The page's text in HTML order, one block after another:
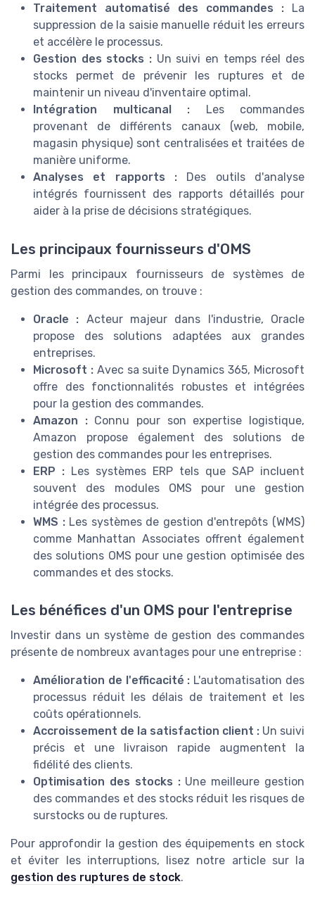
Traitement automatisé des commandes : La
suppression de la saisie manuelle réduit les erreurs
et accélère le processus.
Gestion des stocks : Un suivi en temps réel des
stocks permet de prévenir les ruptures et de
maintenir un niveau d'inventaire optimal.
Intégration multicanal : Les commandes
provenant de différents canaux (web, mobile,
magasin physique) sont centralisées et traitées de
manière uniforme.
Analyses et rapports : Des outils d'analyse
intégrés fournissent des rapports détaillés pour
aider à la prise de décisions stratégiques.
Les principaux fournisseurs d'OMS
Parmi les principaux fournisseurs de systèmes de
gestion des commandes, on trouve :
Oracle : Acteur majeur dans l'industrie, Oracle
propose des solutions adaptées aux grandes
entreprises.
Microsoft :Avec sa suite Dynamics 365, Microsoft
offre des fonctionnalités robustes et intégrées
pour la gestion des commandes.
Amazon :Connu pour son expertise logistique,
Amazon propose également des solutions de
gestion des commandes pour les entreprises.
ERP : Les systèmes ERP tels que SAP incluent
souvent des modules OMS pour une gestion
intégrée des processus.
WMS :Les systèmes de gestion d'entrepôts (WMS)
comme Manhattan Associates offrent également
des solutions OMS pour une gestion optimisée des
commandes et des stocks.
Les bénéfices d'un OMS pour l'entreprise
Investir dans un système de gestion des commandes
présente de nombreux avantages pour une entreprise :
Amélioration de l'efficacité : L'automatisation des
processus réduit les délais de traitement et les
coûts opérationnels.
Accroissement de la satisfaction client : Un suivi
précis et une livraison rapide augmentent la
fidélité des clients.
Optimisation des stocks :Une meilleure gestion
des commandes et des stocks réduit les risques de
surstocks ou de ruptures.
Pour approfondir la gestion des équipements en stock
et éviter les interruptions, lisez notre article sur la
gestion des ruptures de stock.